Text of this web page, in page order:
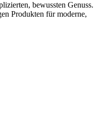
bewussten Genuss.
Produkten für moderne,